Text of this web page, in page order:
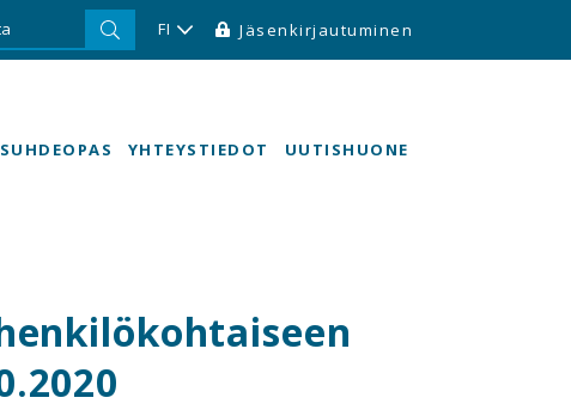
FI Jäsenkirjautuminen
YHTEYSTIEDOT UUTISHUONE